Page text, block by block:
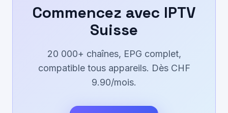
Commencez avec IPTV
Suisse
20 000+ chaînes, EPG complet,
compatible tous appareils. Dès CHF
9.90/mois.